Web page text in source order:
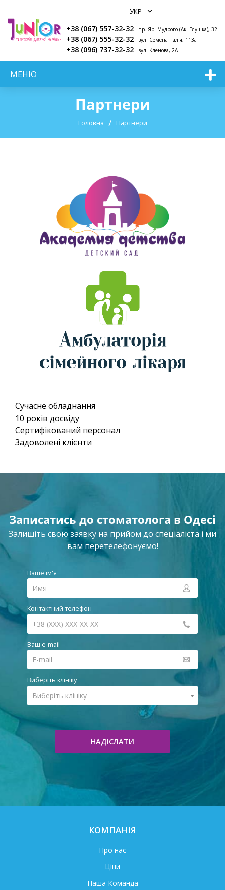
+38 (067) 557-32-32 пр. Яр. Мудрого (Ак. Глушка), 32
+38 (067) 555-32-32 вул. Семена Палія, 113а
+38 (096) 737-32-32 вул. Кленова, 2А
МЕНЮ
Партнери
Головна Партнери
Сучасне обладнання
10 років досвіду
Сертифікований персонал
Задоволені клієнти
Записатись до стоматолога в Одесі
Залишіть свою заявку на прийом до спеціаліста і ми
вам перетелефонуємо!
Ваше ім'я
Контактний телефон
Ваш e-mail
Виберіть клініку
Виберіть клініку
НАДІСЛАТИ
КОМПАНІЯ
Про нас
Ціни
Наша Команда